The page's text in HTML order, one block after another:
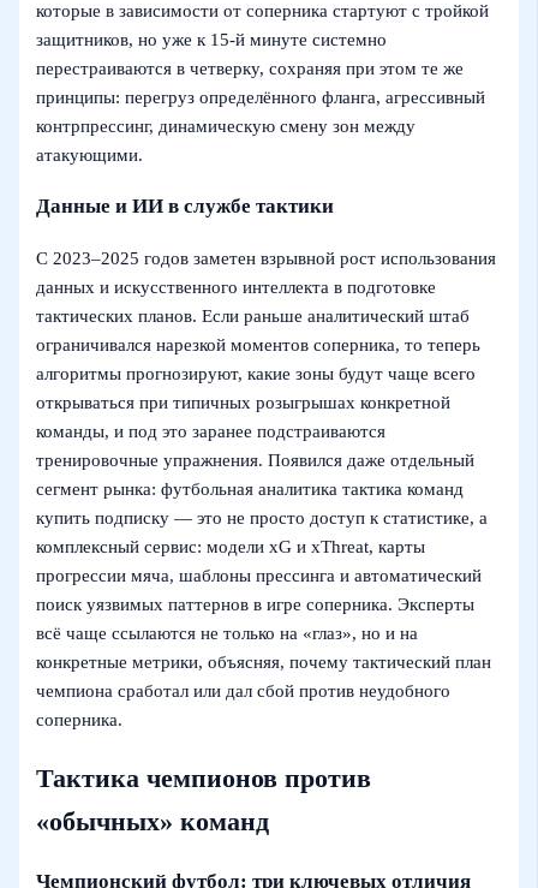
которые в зависимости от соперника стартуют с тройкой
защитников, но уже к 15-й минуте системно
перестраиваются в четверку, сохраняя при этом те же
принципы: перегруз определённого фланга, агрессивный
контрпрессинг, динамическую смену зон между
атакующими.
Данные и ИИ в службе тактики
С 2023–2025 годов заметен взрывной рост использования
данных и искусственного интеллекта в подготовке
тактических планов. Если раньше аналитический штаб
ограничивался нарезкой моментов соперника, то теперь
алгоритмы прогнозируют, какие зоны будут чаще всего
открываться при типичных розыгрышах конкретной
команды, и под это заранее подстраиваются
тренировочные упражнения. Появился даже отдельный
сегмент рынка: футбольная аналитика тактика команд
купить подписку — это не просто доступ к статистике, а
комплексный сервис: модели xG и xThreat, карты
прогрессии мяча, шаблоны прессинга и автоматический
поиск уязвимых паттернов в игре соперника. Эксперты
всё чаще ссылаются не только на «глаз», но и на
конкретные метрики, объясняя, почему тактический план
чемпиона сработал или дал сбой против неудобного
соперника.
Тактика чемпионов против
«обычных» команд
Чемпионский футбол: три ключевых отличия